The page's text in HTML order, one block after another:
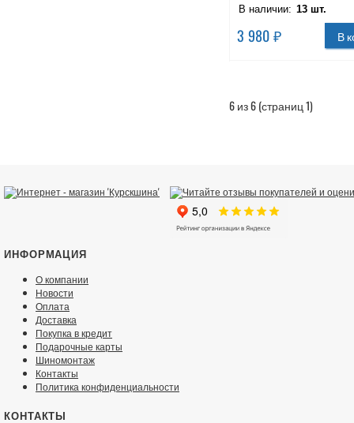
В наличии: 13 шт.
3 980 ₽ В
6 из 6 (страниц 1)
ИНФОРМАЦИЯ
О компании
Новости
Оплата
Доставка
Покупка в кредит
Подарочные карты
Шиномонтаж
Контакты
Политика конфиденциальности
КОНТАКТЫ